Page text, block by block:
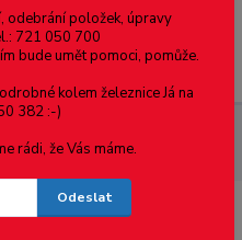
Menu
odebrání položek, úpravy
721 050 700
bude umět pomoci, pomůže.
kolem železnice Já na
382 :-)
rádi, že Vás máme.
Odeslat